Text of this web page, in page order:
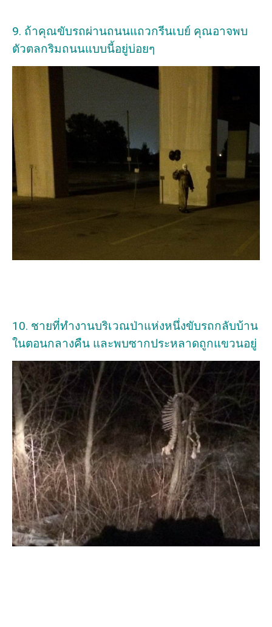
9. ถ้าคุณขับรถผ่านถนนแถวกรีนเบย์ คุณอาจพบ
ตัวตลกริมถนนแบบนี้อยู่บ่อยๆ
10. ชายที่ทำงานบริเวณป่าแห่งหนึ่งขับรถกลับบ้าน
ในตอนกลางคืน และพบซากประหลาดถูกแขวนอยู่